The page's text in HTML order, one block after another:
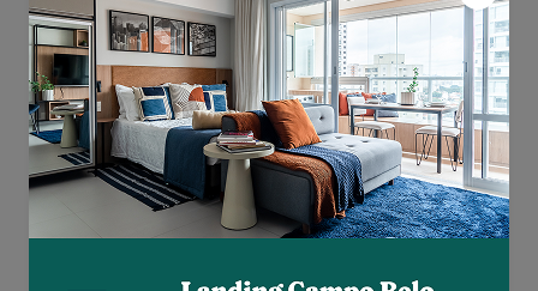
Aluguel R$ 1.777
Total R$ 2.843
Similar a sua busca
Em breve